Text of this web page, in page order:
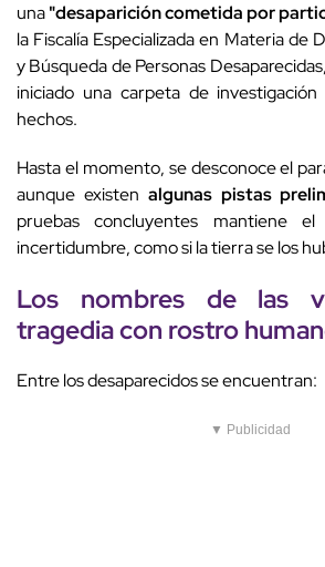
una"desaparición cometida por
la Fiscalía Especializada en Materia de
y Búsqueda de Personas
iniciado una carpeta de
hechos.
Hasta el momento, se desconoce el
aunque existen algunas pistas
pruebas concluyentes mantiene
incertidumbre, como si la tierra se los
Los nombres de las
tragedia con rostro
Entre los desaparecidos se encuentran:
▼ Publicidad